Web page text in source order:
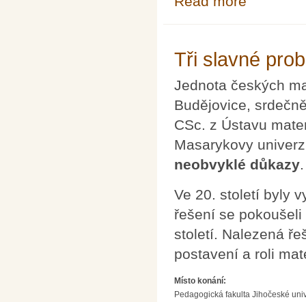
Tři slavné
Jednota českých
Budějovice,
CSc. z Ústavu
Masarykovy
neobvyklé důkazy.
Ve 20. století byly
řešení se
století. Nalezená
postavení a roli
Místo konání:
Pedagogická fakulta Jihočeské